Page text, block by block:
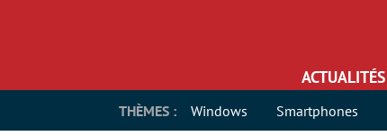
ACTUALITÉS
THÈMES : Windows Smartphones